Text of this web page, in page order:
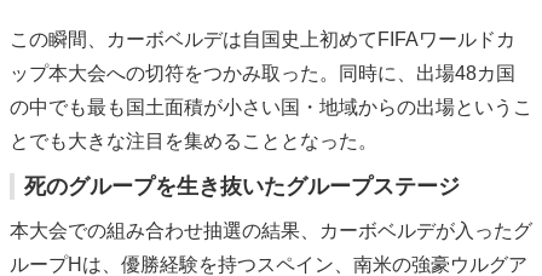
この瞬間、カーボベルデは自国史上初めてFIFAワールドカ
ップ本大会への切符をつかみ取った。同時に、出場48カ国
の中でも最も国土面積が小さい国・地域からの出場というこ
とでも大きな注目を集めることとなった。
死のグループを生き抜いたグループステージ
本大会での組み合わせ抽選の結果、カーボベルデが入ったグ
ループHは、優勝経験を持つスペイン、南米の強豪ウルグア